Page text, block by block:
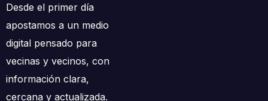
Desde el primer día
apostamos a un medio
digital pensado para
vecinas y vecinos, con
información clara,
cercana y actualizada.